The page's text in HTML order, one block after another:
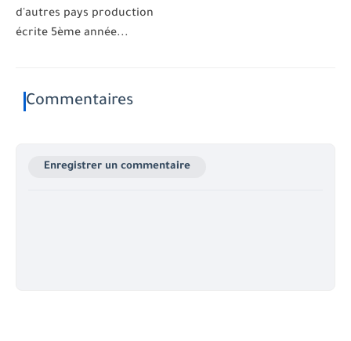
d'autres pays production
écrite 5ème année...
Commentaires
Enregistrer un commentaire